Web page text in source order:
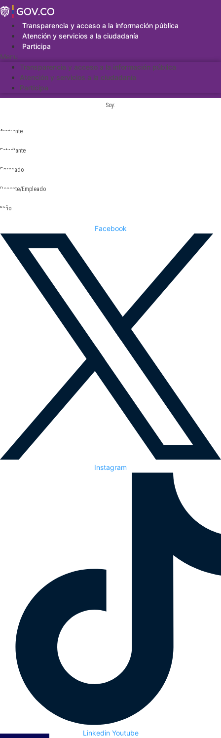
Saltar
al
contenidoTransparencia y acceso a la información pública
Atención y servicios a la ciudadanía
Participa
Menu
Transparencia y acceso a la información pública
Atención y servicios a la ciudadanía
Participa
Soy:
Aspirante
Estudiante
Egresado
Docente/Empleado
Niño
Facebook
Instagram
Linkedin Youtube